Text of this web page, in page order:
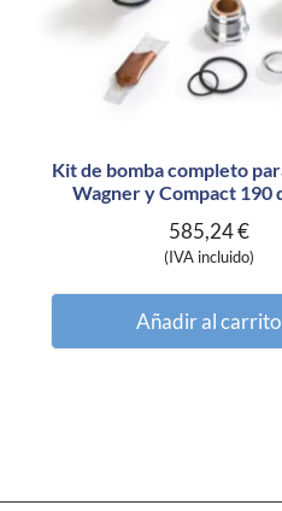
Kit de bomba completo
Wagner y Compact 190
585,24€
(IVA incluido)
Añadir al carrito